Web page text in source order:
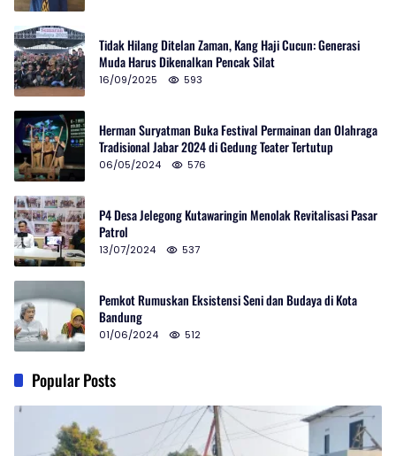
Tidak Hilang Ditelan Zaman, Kang Haji Cucun: Generasi
Muda Harus Dikenalkan Pencak Silat
16/09/2025 593
Herman Suryatman Buka Festival Permainan dan Olahraga
Tradisional Jabar 2024 di Gedung Teater Tertutup
06/05/2024 576
P4 Desa Jelegong Kutawaringin Menolak Revitalisasi Pasar
Patrol
13/07/2024 537
Pemkot Rumuskan Eksistensi Seni dan Budaya di Kota
Bandung
01/06/2024 512
Popular Posts